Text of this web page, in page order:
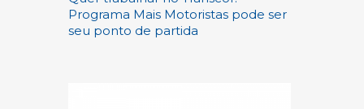
Programa Mais Motoristas pode ser
seu ponto de partida